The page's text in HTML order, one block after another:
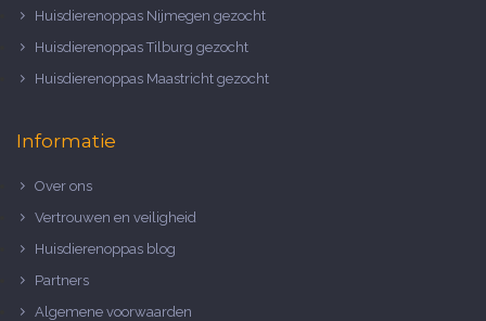
Huisdierenoppas Nijmegen gezocht
Huisdierenoppas Tilburg gezocht
Huisdierenoppas Maastricht gezocht
Informatie
Over ons
Vertrouwen en veiligheid
Huisdierenoppas blog
Partners
Algemene voorwaarden